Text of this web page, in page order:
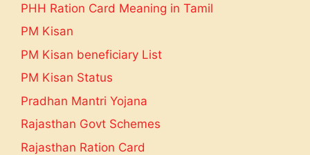
PHH Ration Card Meaning in Tamil
PM Kisan
PM Kisan beneficiary List
PM Kisan Status
Pradhan Mantri Yojana
Rajasthan Govt Schemes
Rajasthan Ration Card